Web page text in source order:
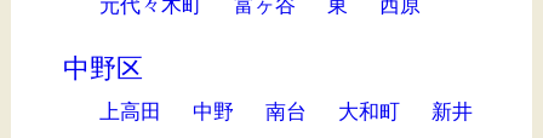
中野区
上高田 中野 南台 大和町
新井